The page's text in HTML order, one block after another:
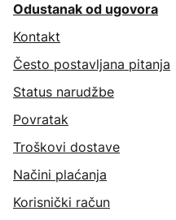
Odustanak od ugovora
Kontakt
Često postavljana pitanja
Status narudžbe
Povratak
Troškovi dostave
Načini plaćanja
Korisnički račun